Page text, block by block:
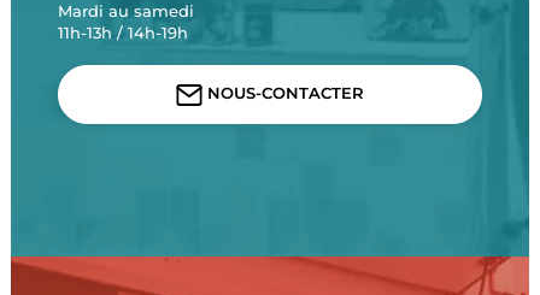
Mardi au samedi
11h-13h / 14h-19h
NOUS-CONTACTER